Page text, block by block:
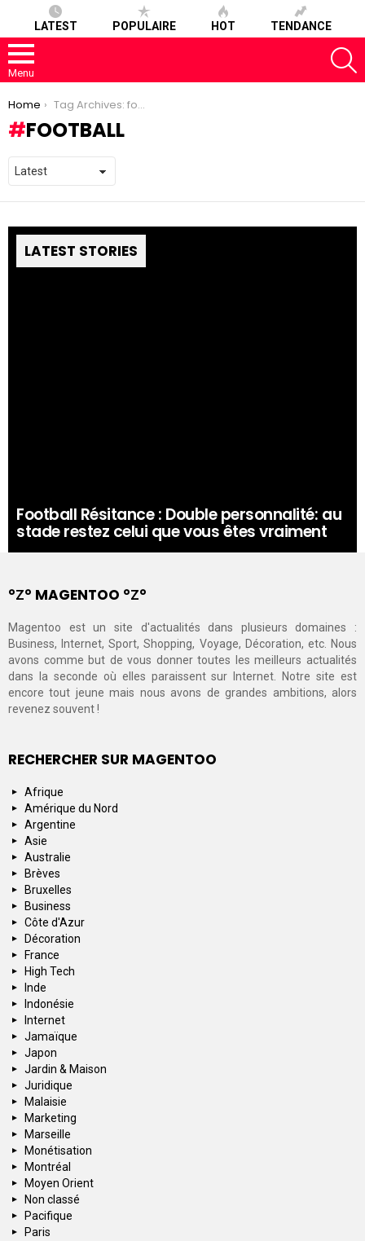
LATEST POPULAIRE HOT TENDANCE
Menu
You are here:
Home Tag Archives: football
FOOTBALL
LATEST STORIES
Football Résitance : Double personnalité: au
stade restez celui que vous êtes vraiment
°Ζ° MAGENTOO °Ζ°
Magentoo est un site d'actualités dans plusieurs domaines :
Business, Internet, Sport, Shopping, Voyage, Décoration, etc. Nous
avons comme but de vous donner toutes les meilleurs actualités
dans la seconde où elles paraissent sur Internet. Notre site est
encore tout jeune mais nous avons de grandes ambitions, alors
revenez souvent !
RECHERCHER SUR MAGENTOO
Afrique
Amérique du Nord
Argentine
Asie
Australie
Brèves
Bruxelles
Business
Côte d'Azur
Décoration
France
High Tech
Inde
Indonésie
Internet
Jamaïque
Japon
Jardin & Maison
Juridique
Malaisie
Marketing
Marseille
Monétisation
Montréal
Moyen Orient
Non classé
Pacifique
Paris